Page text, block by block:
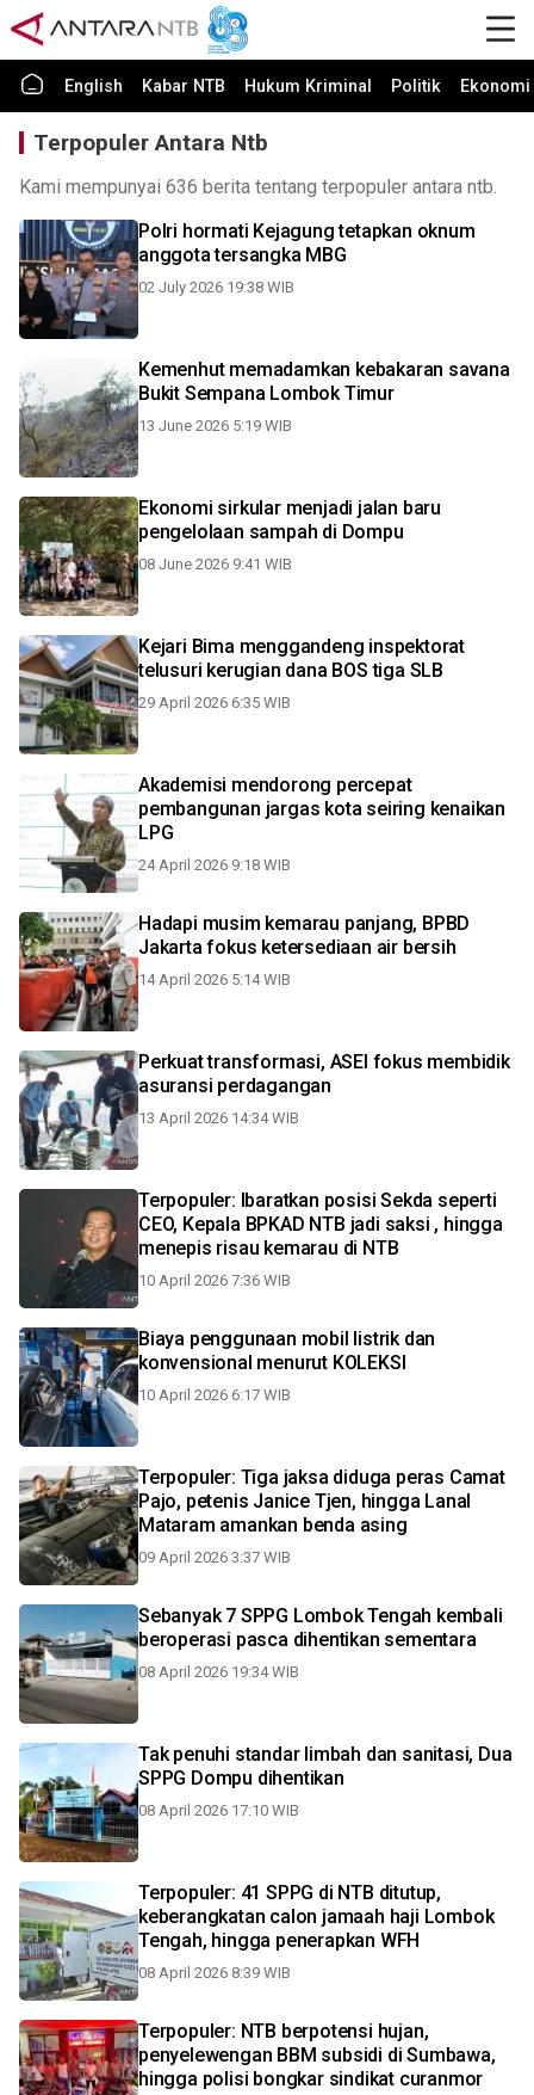
English Kabar NTB Hukum Kriminal Politik
Terpopuler Antara Ntb
Kami mempunyai 636 berita tentang terpopuler antara ntb.
Polri hormati Kejagung tetapkan oknum
anggota tersangka MBG
02 July 2026 19:38 WIB
Kemenhut memadamkan kebakaran savana
Bukit Sempana Lombok Timur
13 June 2026 5:19 WIB
Ekonomi sirkular menjadi jalan baru
pengelolaan sampah di Dompu
08 June 2026 9:41 WIB
Kejari Bima menggandeng inspektorat
telusuri kerugian dana BOS tiga SLB
29 April 2026 6:35 WIB
Akademisi mendorong percepat
pembangunan jargas kota seiring kenaikan
LPG
24 April 2026 9:18 WIB
Hadapi musim kemarau panjang, BPBD
Jakarta fokus ketersediaan air bersih
14 April 2026 5:14 WIB
Perkuat transformasi, ASEI fokus membidik
asuransi perdagangan
13 April 2026 14:34 WIB
Terpopuler: Ibaratkan posisi Sekda seperti
CEO, Kepala BPKAD NTB jadi saksi , hingga
menepis risau kemarau di NTB
10 April 2026 7:36 WIB
Biaya penggunaan mobil listrik dan
konvensional menurut KOLEKSI
10 April 2026 6:17 WIB
Terpopuler: Tiga jaksa diduga peras Camat
Pajo, petenis Janice Tjen, hingga Lanal
Mataram amankan benda asing
09 April 2026 3:37 WIB
Sebanyak 7 SPPG Lombok Tengah kembali
beroperasi pasca dihentikan sementara
08 April 2026 19:34 WIB
Tak penuhi standar limbah dan sanitasi, Dua
SPPG Dompu dihentikan
08 April 2026 17:10 WIB
Terpopuler: 41 SPPG di NTB ditutup,
keberangkatan calon jamaah haji Lombok
Tengah, hingga penerapkan WFH
08 April 2026 8:39 WIB
Terpopuler: NTB berpotensi hujan,
penyelewengan BBM subsidi di Sumbawa,
hingga polisi bongkar sindikat curanmor